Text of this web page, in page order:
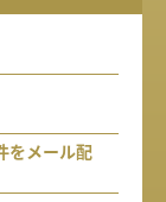
をメール配